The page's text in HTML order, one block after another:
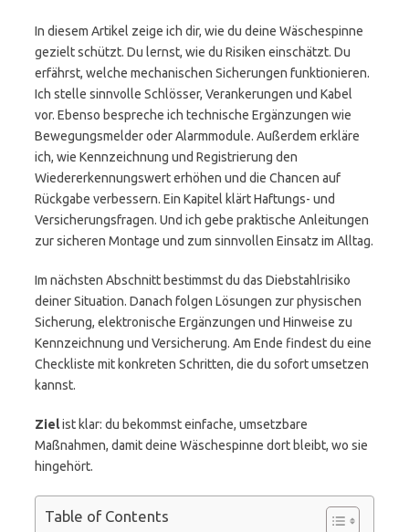
In diesem Artikel zeige ich dir, wie du deine Wäschespinne
gezielt schützt. Du lernst, wie du Risiken einschätzt. Du
erfährst, welche mechanischen Sicherungen funktionieren.
Ich stelle sinnvolle Schlösser, Verankerungen und Kabel
vor. Ebenso bespreche ich technische Ergänzungen wie
Bewegungsmelder oder Alarmmodule. Außerdem erkläre
ich, wie Kennzeichnung und Registrierung den
Wiedererkennungswert erhöhen und die Chancen auf
Rückgabe verbessern. Ein Kapitel klärt Haftungs- und
Versicherungsfragen. Und ich gebe praktische Anleitungen
zur sicheren Montage und zum sinnvollen Einsatz im Alltag.
Im nächsten Abschnitt bestimmst du das Diebstahlrisiko
deiner Situation. Danach folgen Lösungen zur physischen
Sicherung, elektronische Ergänzungen und Hinweise zu
Kennzeichnung und Versicherung. Am Ende findest du eine
Checkliste mit konkreten Schritten, die du sofort umsetzen
kannst.
Zielist klar: du bekommst einfache, umsetzbare
Maßnahmen, damit deine Wäschespinne dort bleibt, wo sie
hingehört.
Table of Contents